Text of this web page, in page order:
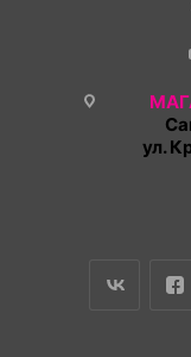
ул.